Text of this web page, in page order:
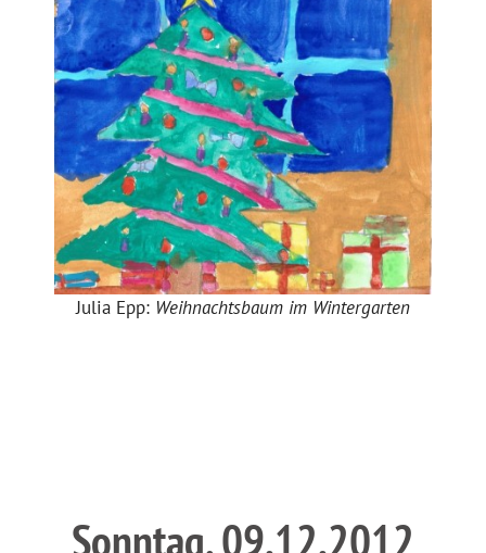
Julia Epp: Weihnachtsbaum im Wintergarten
Sonntag, 09.12.2012